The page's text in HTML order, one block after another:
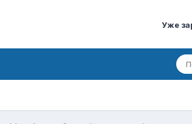
Уже